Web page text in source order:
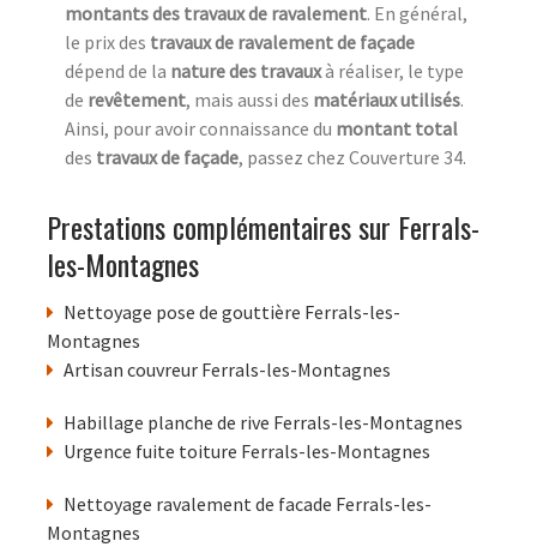
montants des travaux de ravalement. En général,
le prix des travaux de ravalement de façade
dépend de la nature des travauxà réaliser, le type
de revêtement, mais aussi des matériaux utilisés.
Ainsi, pour avoir connaissance du montant total
des travaux de façade, passez chez Couverture 34.
Prestations complémentaires sur Ferrals-
les-Montagnes
Nettoyage pose de gouttière Ferrals-les-
Montagnes
Artisan couvreur Ferrals-les-Montagnes
Habillage planche de rive Ferrals-les-Montagnes
Urgence fuite toiture Ferrals-les-Montagnes
Nettoyage ravalement de facade Ferrals-les-
Montagnes